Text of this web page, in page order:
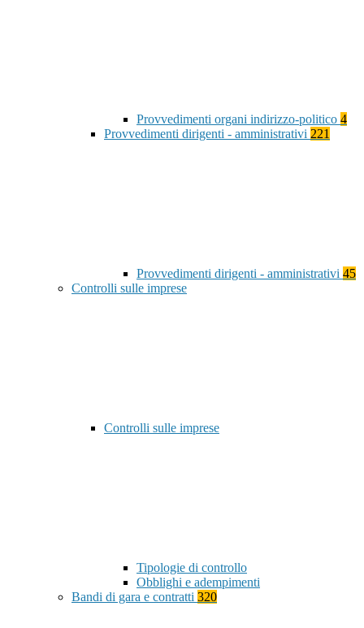
Provvedimenti organi indirizzo-politico 4
Provvedimenti dirigenti - amministrativi 221
Provvedimenti dirigenti - amministrativi 45
Controlli sulle imprese
Controlli sulle imprese
Tipologie di controllo
Obblighi e adempimenti
Bandi di gara e contratti 320